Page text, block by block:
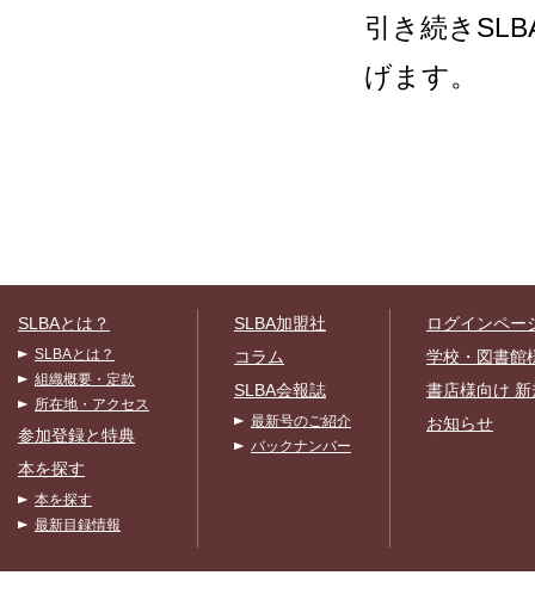
引き続き
げます。
SLBAとは？
SLBAとは？
組織概要・定款
所在地・アクセス
参加登録と特典
本を探す
本を探す
最新目録情報
SLBA加盟社
コラム
SLBA会報誌
最新号のご紹介
バックナンバー
ログインペー
学校・図書館
書店様向け
お知らせ